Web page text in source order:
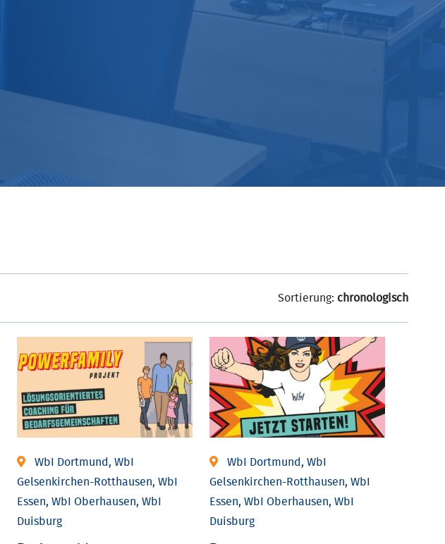
Sortierung: chronologisch
WbI Dortmund, WbI
Gelsenkirchen-Rotthausen, WbI
Essen, WbI Oberhausen, WbI
Duisburg
WbI Dortmund, WbI
Gelsenkirchen-Rotthausen, WbI
Essen, WbI Oberhausen, WbI
Duisburg